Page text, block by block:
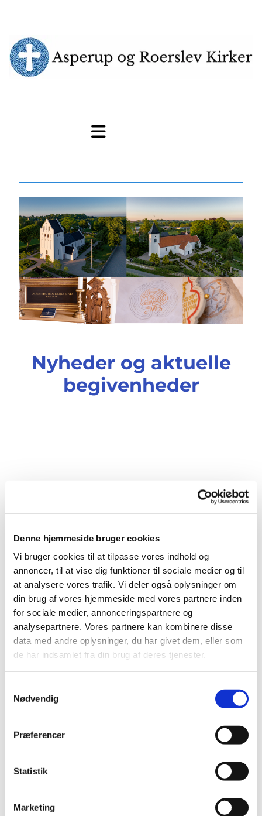
Denne hjemmeside bruger cookies
Vi bruger cookies til at tilpasse vores indhold og
annoncer, til at vise dig funktioner til sociale medier og til
at analysere vores trafik. Vi deler også oplysninger om
din brug af vores hjemmeside med vores partnere inden
for sociale medier, annonceringspartnere og
analysepartnere. Vores partnere kan kombinere disse
data med andre oplysninger, du har givet dem, eller som
de har indsamlet fra din brug af deres tjenester.
Nødvendig
Præferencer
Statistik
Marketing
Nyheder og aktuelle
begivenheder
Kommende